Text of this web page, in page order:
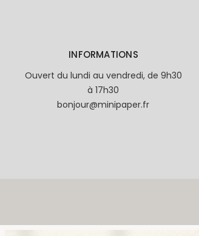
INFORMATIONS
Ouvert du lundi au vendredi, de 9h30
à 17h30
bonjour@minipaper.fr